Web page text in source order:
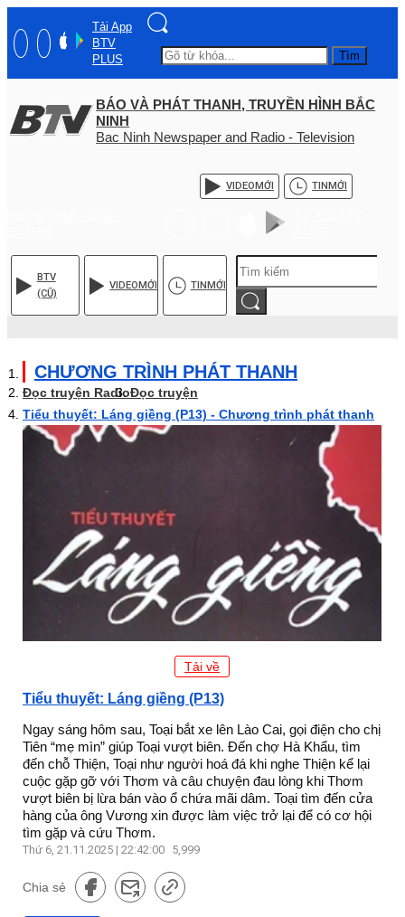
Tải App
BTV
PLUS
Tìm
BÁO VÀ PHÁT THANH, TRUYỀN HÌNH BẮC
NINH
Bac Ninh Newspaper and Radio - Television
VIDEOMỚI TINMỚI
BTV
(CŨ)
VIDEOMỚI TINMỚI
CHƯƠNG TRÌNH PHÁT THANH
Đọc truyện RadioĐọc truyện
Tiểu thuyết: Láng giềng (P13) - Chương trình phát thanh
Tải về
Tiểu thuyết: Láng giềng (P13)
Ngay sáng hôm sau, Toại bắt xe lên Lào Cai, gọi điện cho chị
Tiên “mẹ mìn” giúp Toại vượt biên. Đến chợ Hà Khẩu, tìm
đến chỗ Thiện, Toại như người hoá đá khi nghe Thiện kể lại
cuộc gặp gỡ với Thơm và câu chuyện đau lòng khi Thơm
vượt biên bị lừa bán vào ổ chứa mãi dâm. Toại tìm đến cửa
hàng của ông Vương xin được làm việc trở lại để có cơ hội
tìm gặp và cứu Thơm.
Thứ 6, 21.11.2025 | 22:42:00 5,999
Chia sẻ